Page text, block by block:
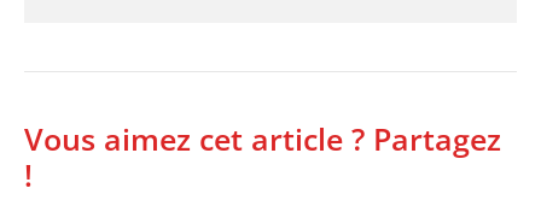
Vous aimez cet article ? Partagez
!